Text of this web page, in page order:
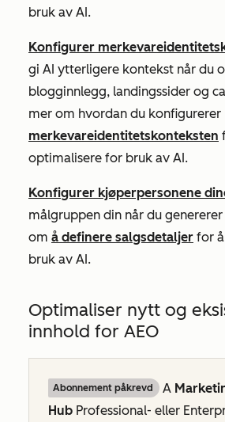
bruk av AI.
Konfigurer
gi AI ytterligere kontekst når du
blogginnlegg, landingssider og
mer om hvordan du konfigurerer
merkevareidentitetskonteksten
optimalisere for bruk av AI.
Konfigurer kjøperpersonene
målgruppen din når du
om å definere salgsdetaljer for
bruk av AI.
Optimaliser nytt og
innhold for AEO
Abonnement påkrevd A
Hub Professional- eller